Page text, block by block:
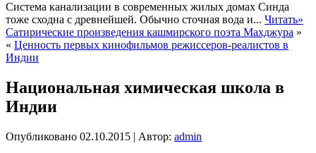
Система канализации в современных жилых домах Синда
тоже сходна с древнейшей. Обычно сточная вода и... Читать»
Сатирические произведения кашмирского поэта Махджура »
« Ценность первых кинофильмов режиссеров-реалистов в
Индии
Национальная химическая школа в
Индии
Опубликовано 02.10.2015 | Автор: admin